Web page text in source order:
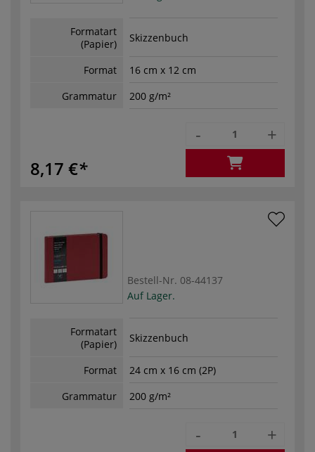
Formatart
(Papier)
Skizzenbuch
Format
16 cm x 12 cm
Grammatur
200 g/m²
8,17 €
- +
Bestell-Nr. 08-44137
Auf Lager.
Formatart
(Papier)
Skizzenbuch
Format
24 cm x 16 cm (2P)
Grammatur
200 g/m²
- +